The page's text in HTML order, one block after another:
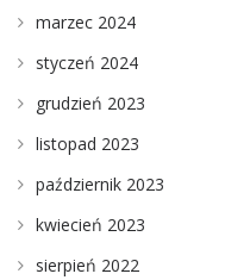
marzec 2024
styczeń 2024
grudzień 2023
listopad 2023
październik 2023
kwiecień 2023
sierpień 2022